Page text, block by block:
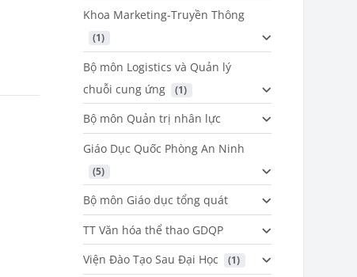
Khoa Marketing-Truyền Thông
(1)
Bộ môn Logistics và Quản lý
chuỗi cung ứng
(1)
Bộ môn Quản trị nhân lực
Giáo Dục Quốc Phòng An Ninh
(5)
Bộ môn Giáo dục tổng quát
TT Văn hóa thể thao GDQP
Viện Đào Tạo Sau Đại Học
(1)